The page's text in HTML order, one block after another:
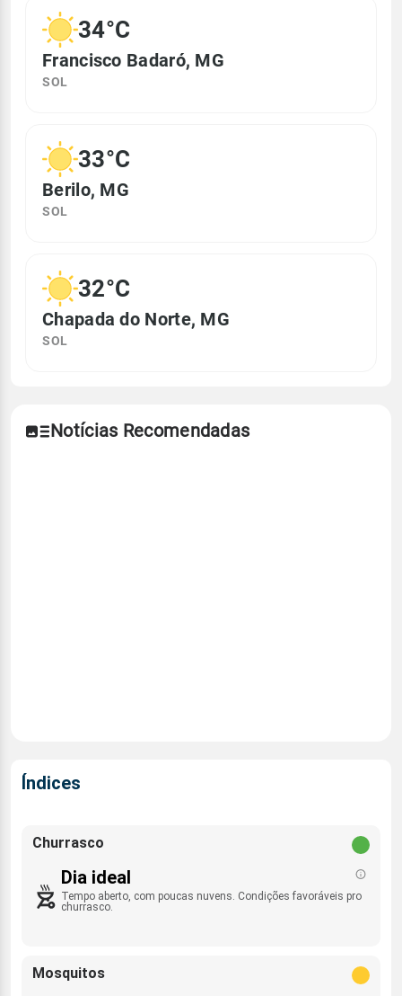
34°C
Francisco Badaró, MG
SOL
33°C
Berilo, MG
SOL
32°C
Chapada do Norte, MG
SOL
Notícias Recomendadas
Índices
Churrasco
Dia ideal
Tempo aberto, com poucas nuvens. Condições favoráveis pro
churrasco.
Mosquitos